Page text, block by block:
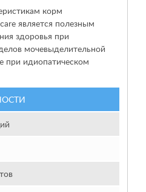
корм
является полезным
здоровья при
мочевыделительной
при идиопатическом